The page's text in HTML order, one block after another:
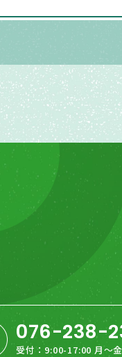
076-238-
受付：9:00-17:00 月〜金